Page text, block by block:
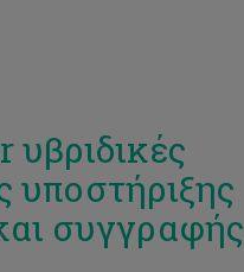
υβριδικές
υποστήριξης
συγγραφής